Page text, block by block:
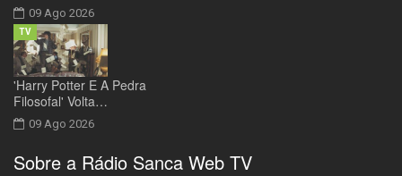
09 Ago 2026
'Harry Potter E A Pedra
Filosofal' Volta…
09 Ago 2026
TV
Sobre a Rádio Sanca Web TV